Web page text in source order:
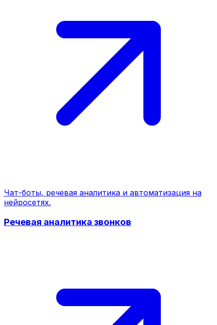
Чат-боты, речевая аналитика и автоматизация на
нейросетях.
Речевая аналитика звонков